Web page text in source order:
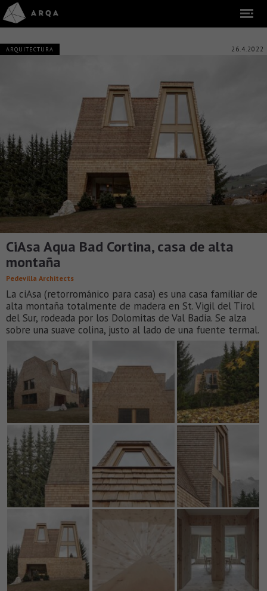
ARQUITECTURA 26.4.2022
CiAsa Aqua Bad Cortina, casa de alta
montaña
Pedevilla Architects
La ciAsa (retorrománico para casa) es una casa familiar de
alta montaña totalmente de madera en St. Vigil del Tirol
del Sur, rodeada por los Dolomitas de Val Badia. Se alza
sobre una suave colina, justo al lado de una fuente termal.